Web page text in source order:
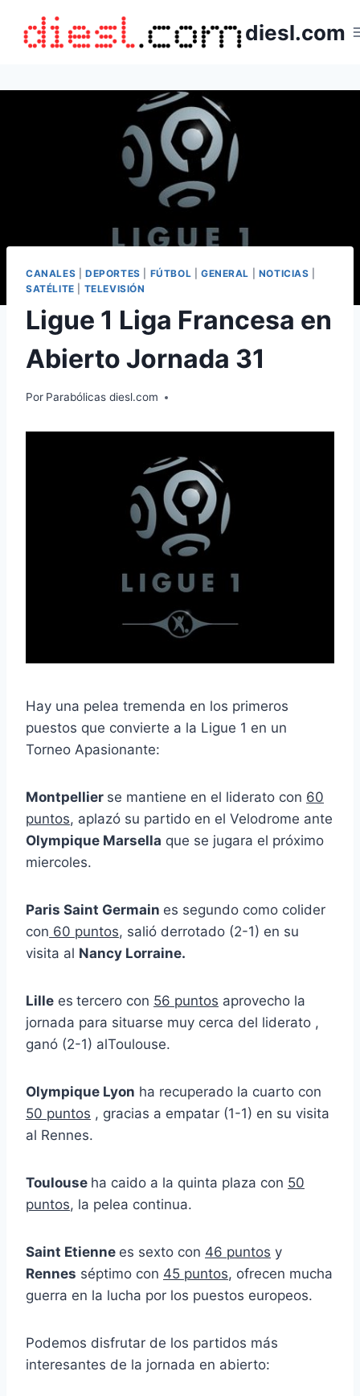
contenido
diesl.com
CANALES DEPORTES FÚTBOL GENERAL NOTICIAS
SATÉLITE
TELEVISIÓN
Ligue 1 Liga Francesa en
Abierto Jornada 31
Por Parabólicas diesl.com
Hay una pelea tremenda en los primeros
puestos que convierte a la Ligue 1 en un
Torneo Apasionante:
Montpellier se mantiene en el liderato con 60
puntos, aplazó su partido en el Velodrome ante
Olympique Marsella que se jugara el próximo
miercoles.
Paris Saint Germain es segundo como colider
con 60 puntos, salió derrotado (2-1) en su
visita al Nancy Lorraine.
Lille es tercero con 56 puntos aprovecho la
jornada para situarse muy cerca del liderato ,
ganó (2-1) alToulouse.
Olympique Lyon ha recuperado la cuarto con
50 puntos , gracias a empatar (1-1) en su visita
al Rennes.
Toulouse ha caido a la quinta plaza con 50
puntos, la pelea continua.
Saint Etienne es sexto con 46 puntos y
Rennes séptimo con 45 puntos, ofrecen mucha
guerra en la lucha por los puestos europeos.
Podemos disfrutar de los partidos más
interesantes de la jornada en abierto: